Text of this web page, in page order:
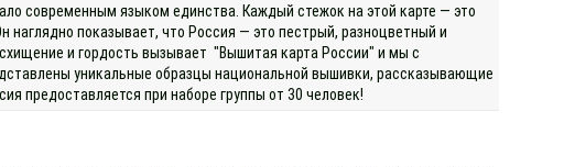
современным языком единства. Каждый стежок на этой карте — это
показывает, что Россия — это пестрый, разноцветный и
и гордость вызывает "Вышитая карта России" и мы с
уникальные образцы национальной вышивки, рассказывающие
предоставляется при наборе группы от 30 человек!